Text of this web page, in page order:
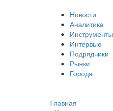
Новости
Аналитика
Инструменты
Интервью
Подрядчики
Рынки
Города
Главная